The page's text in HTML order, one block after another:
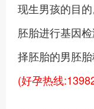
现生男孩的目
胚胎进行基因
择胚胎的男胚
(好孕热线